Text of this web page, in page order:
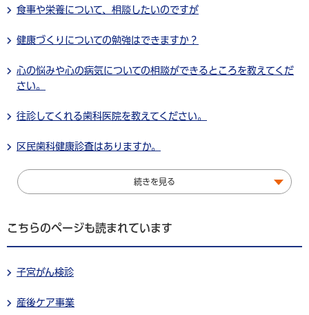
食事や栄養について、相談したいのですが
健康づくりについての勉強はできますか？
心の悩みや心の病気についての相談ができるところを教えてくだ
さい。
往診してくれる歯科医院を教えてください。
区民歯科健康診査はありますか。
続きを見る
こちらのページも読まれています
子宮がん検診
産後ケア事業